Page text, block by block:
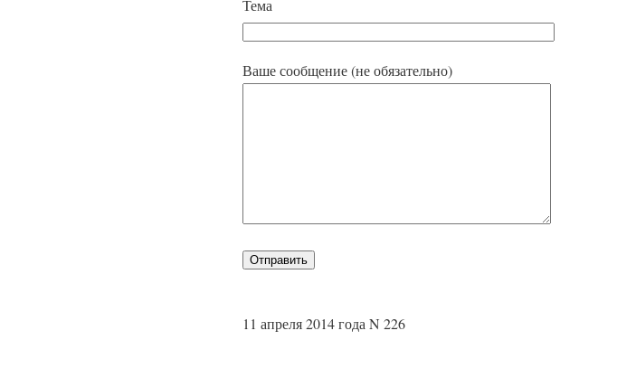
Тема
Ваше сообщение (не обязательно)
11 апреля 2014 года N 226